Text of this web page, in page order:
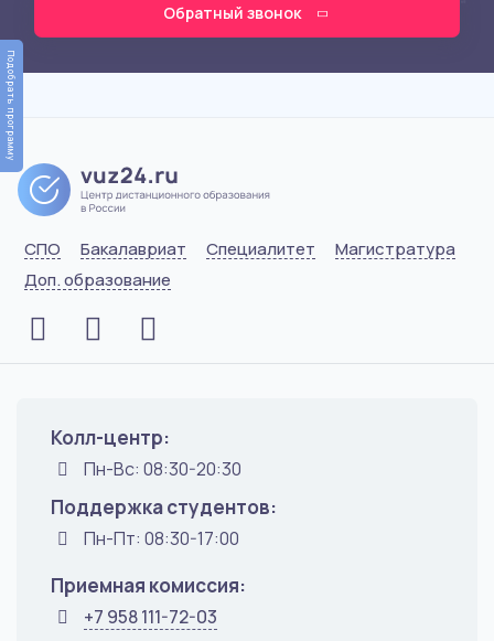
Обратный звонок
СПО Бакалавриат Специалитет
Магистратура
Доп. образование
Колл-центр:
Пн-Вс: 08:30-20:30
Поддержка студентов:
Пн-Пт: 08:30-17:00
Приемная комиссия:
+7 958 111-72-03
Подобрать программу